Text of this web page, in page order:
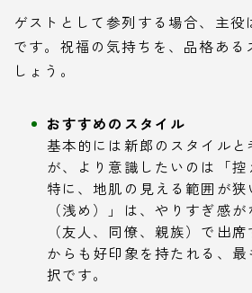
ゲストとして参列する場合、主役
です。祝福の気持ちを、品格ある
しょう。
おすすめのスタイル
基本的には新郎のスタイル
が、より意識したいのは「控
特に、地肌の見える範囲が
（浅め）」は、やりすぎ感
（友人、同僚、親族）で出
からも好印象を持たれる、
択です。